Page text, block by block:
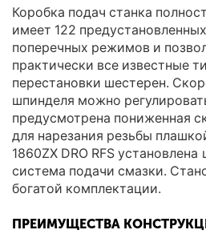
Коробка подач станка
имеет 122
поперечных режимов и
практически все известные
перестановки шестерен.
шпинделя можно
предусмотрена пониженная
для нарезания резьбы
1860ZX DRO RFS
система подачи смазки.
богатой комплектации.
ПРЕИМУЩЕСТВА